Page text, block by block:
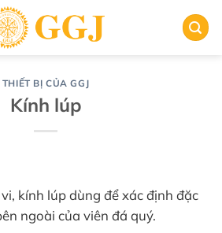
THIẾT BỊ CỦA GGJ
Kính lúp
kính lúp dùng để xác định đặc
ngoài của viên đá quý.